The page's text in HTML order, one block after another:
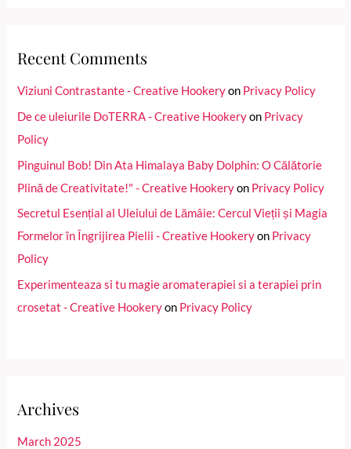
Recent Comments
Viziuni Contrastante - Creative Hookeryon Privacy Policy
De ce uleiurile DoTERRA - Creative Hookeryon Privacy
Policy
Pinguinul Bob! Din Ata Himalaya Baby Dolphin: O Călătorie
Plină de Creativitate!" - Creative Hookeryon Privacy Policy
Secretul Esențial al Uleiului de Lămâie: Cercul Vieții și Magia
Formelor în Îngrijirea Pielii - Creative Hookeryon Privacy
Policy
Experimenteaza si tu magie aromaterapiei si a terapiei prin
crosetat - Creative Hookeryon Privacy Policy
Archives
March 2025